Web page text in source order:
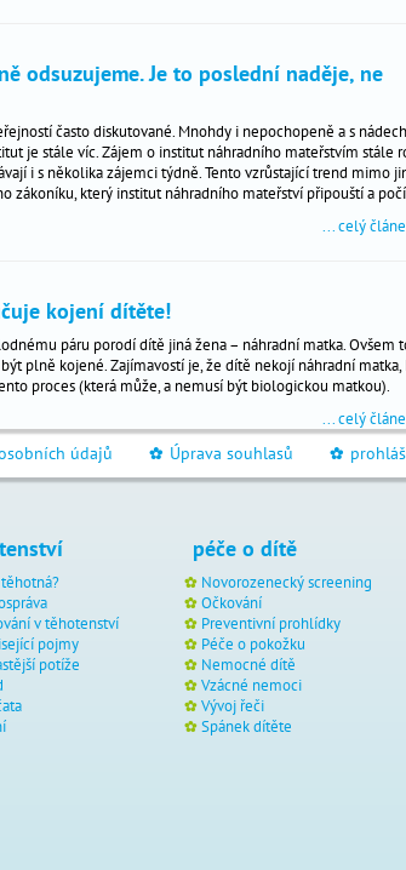
odsuzujeme. Je to poslední naděje, ne
často diskutované. Mnohdy i nepochopeně a s
je stále víc. Zájem o institut náhradního mateřstvím stále
i s několika zájemci týdně. Tento vzrůstající trend mimo
zákoníku, který institut náhradního mateřství připouští a
... celý
kojení dítěte!
páru porodí dítě jiná žena – náhradní matka. Ovšem
plně kojené. Zajímavostí je, že dítě nekojí náhradní matka,
proces (která může, a nemusí být biologickou matkou).
... celý
údajů _ Úprava souhlasů _
v těhotenství
pojmy
potíže
péče o dítě
Novorozenecký screening
Očkování
Preventivní prohlídky
Péče o pokožku
Nemocné dítě
Vzácné nemoci
Vývoj řeči
Spánek dítěte